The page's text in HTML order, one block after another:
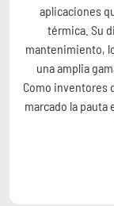
aplicaciones
térmica. Su
mantenimiento,
una amplia
Como inventores
marcado la